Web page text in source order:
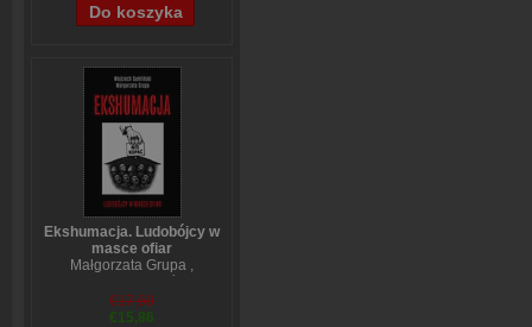
Ekshumacja. Ludobójcy w
masce ofiar
Małgorzata Grupa ,
€17,60
€15,86